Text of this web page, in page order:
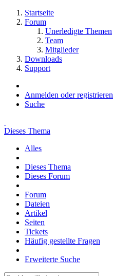
Startseite
Forum
Unerledigte Themen
Team
Mitglieder
Downloads
Support
Anmelden oder registrieren
Suche
Dieses Thema
Alles
Dieses Thema
Dieses Forum
Forum
Dateien
Artikel
Seiten
Tickets
Häufig gestellte Fragen
Erweiterte Suche